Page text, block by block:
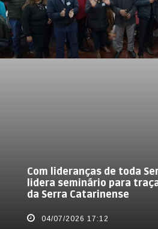
Com lideranças de toda
lidera seminário para
da Serra Catarinense
04/07/2026 17:12